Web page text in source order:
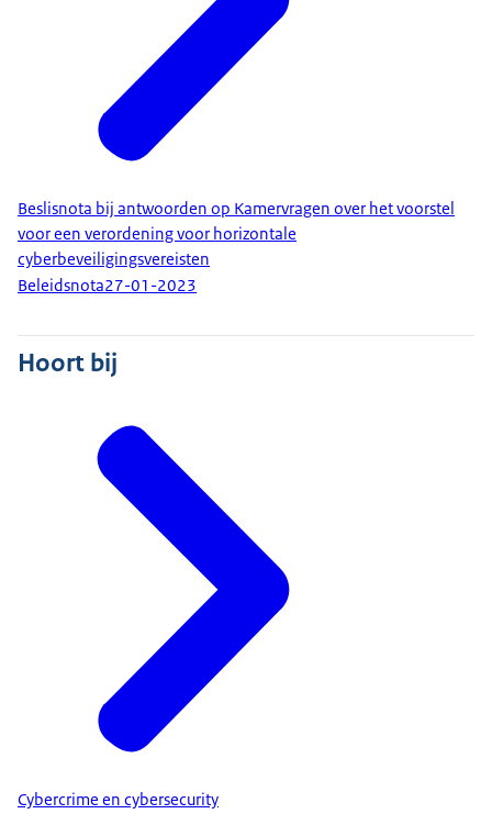
Beslisnota bij antwoorden op Kamervragen over het voorstel
voor een verordening voor horizontale
cyberbeveiligingsvereisten
Beleidsnota27-01-2023
Hoort bij
Cybercrime en cybersecurity